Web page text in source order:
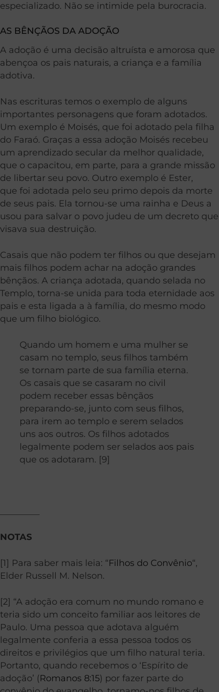
especializado. Não se intimide pela burocracia.
AS BÊNÇÃOS DA ADOÇÃO
A adoção é uma decisão altruísta e amorosa que
abençoa os pais naturais, a criança e a família
adotiva.
Nas escrituras temos o exemplo de alguns
importantes personagens que foram adotados.
Um exemplo é Moisés, que foi adotado pela filha
do Faraó. Graças a essa adoção Moisés recebeu
um aprendizado secular da melhor qualidade,
que o capacitou, em parte, para a grande missão
de libertar seu povo. Outro exemplo é Ester,
que foi adotada pelo seu primo depois da morte
de seus pais. Ela tornou-se uma rainha e Deus a
usou para salvar o povo judeu de um decreto que
visava sua destruição.
Casais que não podem ter filhos ou que desejam
mais filhos podem achar na adoção grandes
bênçãos. A criança adotada, quando selada no
Templo, torna-se unida para toda eternidade aos
pais e esta ligada a à família, do mesmo modo
que um filho biológico.
Quando um homem e uma mulher se
casam no templo, seus filhos também
se tornam parte de sua família eterna.
Os casais que se casaram no civil
podem receber essas bênçãos
preparando-se, junto com seus filhos,
para irem ao templo e serem selados
uns aos outros. Os filhos adotados
legalmente podem ser selados aos pais
que os adotaram. [9]
NOTAS
[1] Para saber mais leia: “Filhos do Convênio“,
Elder Russell M. Nelson.
[2] “A adoção era comum no mundo romano e
teria sido um conceito familiar aos leitores de
Paulo. Uma pessoa que adotava alguém
legalmente conferia a essa pessoa todos os
direitos e privilégios que um filho natural teria.
Portanto, quando recebemos o ‘Espírito de
adoção’ (Romanos 8:15) por fazer parte do